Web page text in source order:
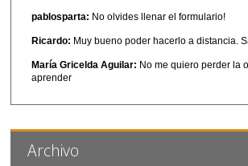
pablosparta: No olvides llenar el formulario!
Ricardo: Muy bueno poder hacerlo a distancia.
María Gricelda Aguilar: No me quiero perder la
aprender
Archivo